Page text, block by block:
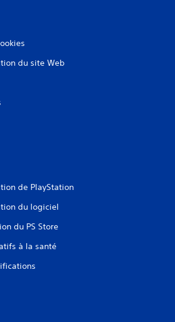
du site Web
de PlayStation
du logiciel
du PS Store
à la santé